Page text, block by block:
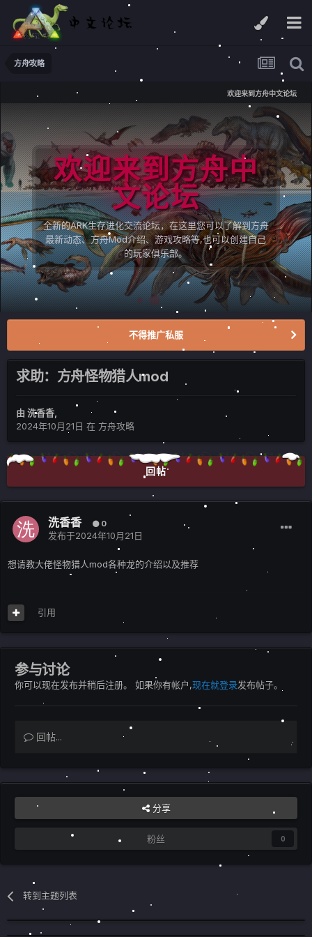
方舟攻略
欢迎来到方舟中文论坛
欢迎来到方舟中
文论坛
全新的ARK生存进化交流论坛，在这里您可以了解到方舟
最新动态、方舟Mod介绍、游戏攻略等,也可以创建自己
的玩家俱乐部。
不得推广私服
求助：方舟怪物猎人mod
由 洗香香,
2024年10月21日 在 方舟攻略
回帖
洗香香 0
发布于2024年10月21日
想请教大佬怪物猎人mod各种龙的介绍以及推荐
引用
参与讨论
你可以现在发布并稍后注册。 如果你有帐户,现在就登录发布帖子。
回帖...
分享
粉丝 0
转到主题列表